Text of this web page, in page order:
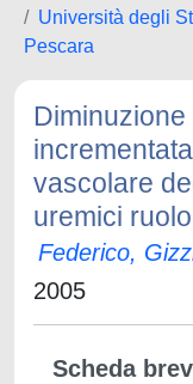
Università degli
Pescara
vascolare
uremici
Federico,
2005
Scheda